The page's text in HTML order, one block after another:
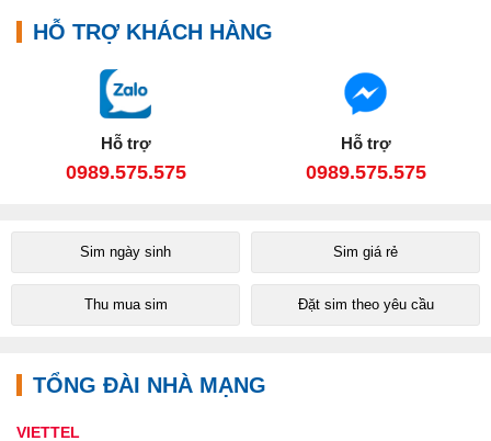
HỖ TRỢ KHÁCH HÀNG
Hỗ trợ
0989.575.575
Hỗ trợ
0989.575.575
Sim ngày sinh Sim giá rẻ
Thu mua sim Đặt sim theo yêu cầu
TỔNG ĐÀI NHÀ MẠNG
VIETTEL